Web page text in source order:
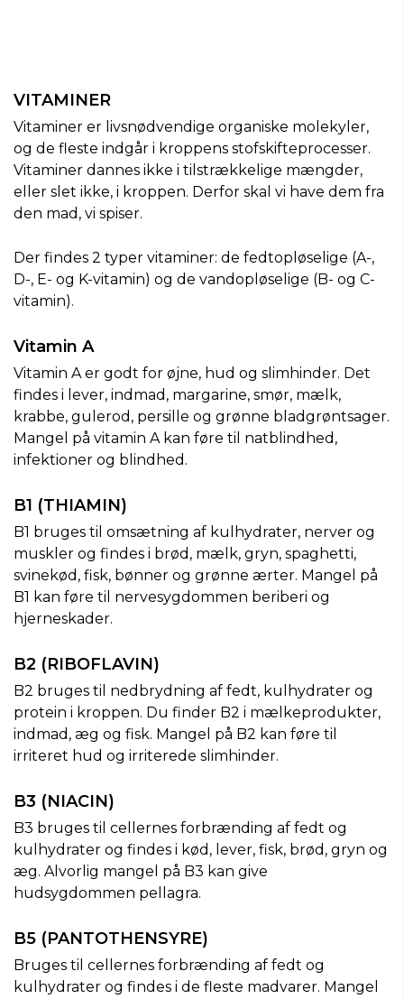
VITAMINER
Vitaminer er livsnødvendige organiske molekyler,
og de fleste indgår i kroppens stofskifteprocesser.
Vitaminer dannes ikke i tilstrækkelige mængder,
eller slet ikke, i kroppen. Derfor skal vi have dem fra
den mad, vi spiser.
Der findes 2 typer vitaminer: de fedtopløselige (A-,
D-, E- og K-vitamin) og de vandopløselige (B- og C-
vitamin).
Vitamin A
Vitamin A er godt for øjne, hud og slimhinder. Det
findes i lever, indmad, margarine, smør, mælk,
krabbe, gulerod, persille og grønne bladgrøntsager.
Mangel på vitamin A kan føre til natblindhed,
infektioner og blindhed.
B1 (THIAMIN)
B1 bruges til omsætning af kulhydrater, nerver og
muskler og findes i brød, mælk, gryn, spaghetti,
svinekød, fisk, bønner og grønne ærter. Mangel på
B1 kan føre til nervesygdommen beriberi og
hjerneskader.
B2 (RIBOFLAVIN)
B2 bruges til nedbrydning af fedt, kulhydrater og
protein i kroppen. Du finder B2 i mælkeprodukter,
indmad, æg og fisk. Mangel på B2 kan føre til
irriteret hud og irriterede slimhinder.
B3 (NIACIN)
B3 bruges til cellernes forbrænding af fedt og
kulhydrater og findes i kød, lever, fisk, brød, gryn og
æg. Alvorlig mangel på B3 kan give
hudsygdommen pellagra.
B5 (PANTOTHENSYRE)
Bruges til cellernes forbrænding af fedt og
kulhydrater og findes i de fleste madvarer. Mangel